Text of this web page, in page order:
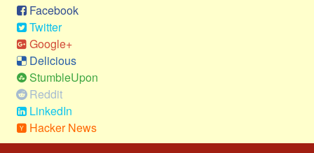
Social sikring og sundhed
Transport
Alle
Aspekter
Køb og salg
Økonomi
Jura og regler
Facebook
Twitter
Google+
Delicious
StumbleUpon
Reddit
LinkedIn
Hacker News